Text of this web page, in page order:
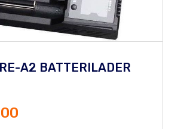
A2 BATTERILADER